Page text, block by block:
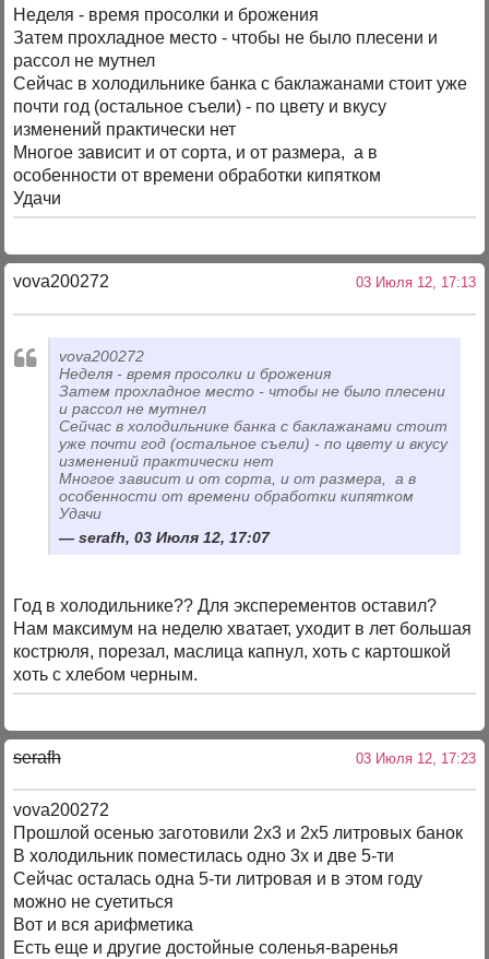
Неделя - время просолки и брожения
Затем прохладное место - чтобы не было плесени и
рассол не мутнел
Сейчас в холодильнике банка с баклажанами стоит уже
почти год (остальное съели) - по цвету и вкусу
изменений практически нет
Многое зависит и от сорта, и от размера, а в
особенности от времени обработки кипятком
Удачи
vova200272 03 Июля 12, 17:13
vova200272
Неделя - время просолки и брожения
Затем прохладное место - чтобы не было плесени
и рассол не мутнел
Сейчас в холодильнике банка с баклажанами стоит
уже почти год (остальное съели) - по цвету и вкусу
изменений практически нет
Многое зависит и от сорта, и от размера, а в
особенности от времени обработки кипятком
Удачи
serafh, 03 Июля 12, 17:07
Год в холодильнике?? Для эксперементов оставил?
Нам максимум на неделю хватает, уходит в лет большая
кострюля, порезал, маслица капнул, хоть с картошкой
хоть с хлебом черным.
serafh 03 Июля 12, 17:23
vova200272
Прошлой осенью заготовили 2х3 и 2х5 литровых банок
В холодильник поместилась одно 3х и две 5-ти
Сейчас осталась одна 5-ти литровая и в этом году
можно не суетиться
Вот и вся арифметика
Есть еще и другие достойные соленья-варенья